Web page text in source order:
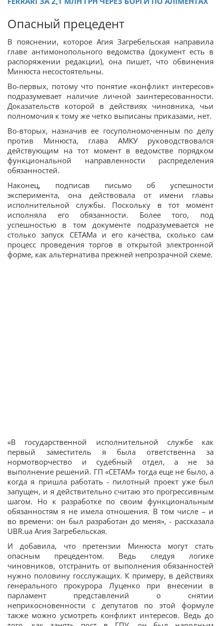
Опасный прецедент
В пояснении, которое Агия Загребельская направила
главе антимонопольного ведомства (документ есть в
распоряжении редакции), она пишет, что обвинения
Минюста несостоятельны.
Во-первых, потому что понятие «конфликт интересов»
подразумевает наличие личной заинтересованности.
Доказательств которой в действиях чиновника, чьи
полномочия к тому же четко выписаны приказами, нет.
Во-вторых, назначив ее госуполномоченным по делу
против Минюста, глава АМКУ руководствовался
действующим на тот момент в ведомстве порядком
функциональной направленности распределения
обязанностей.
Наконец, подписав письмо об успешности
эксперимента, она действовала от имени главы
исполнительной службы. Поскольку в тот момент
исполняла его обязанности. Более того, под
успешностью в том документе подразумевается не
столько запуск СЕТАМа и его качества, сколько сам
процесс проведения торгов в открытой электронной
форме, как альтернатива прежней непрозрачной схеме.
«В государственной исполнительной службе как
первый заместитель я была ответственна за
нормотворчество и судебный отдел, а не за
выполнение решений. ГП «СЕТАМ» тогда еще не было, а
когда я пришла работать - пилотный проект уже был
запущен, и я действительно считаю это прогрессивным
шагом. Но к разработке по своим функциональным
обязанностям я не имела отношения. В том числе – и
во времени: он был разработан до меня», - рассказала
UBR.ua Агия Загребельская.
И добавила, что претензии Минюста могут стать
опасным прецедентом. Ведь следуя логике
чиновников, отстранить от выполнения обязанностей
нужно половину госслужащих. К примеру, в действиях
генерального прокурора Луценко при внесении в
парламент представлений о снятии
неприкосновенности с депутатов по этой формуле
также можно усмотреть конфликт интересов. Ведь до